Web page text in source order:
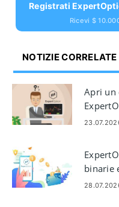
Registrati
Ricevi $
NOTIZIE CORRELATE
Apri un
binarie